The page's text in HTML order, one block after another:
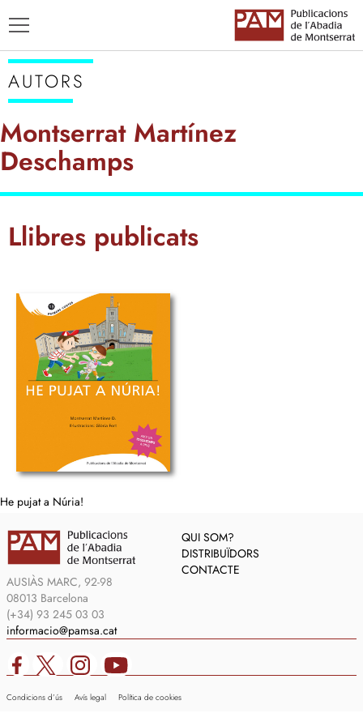
TÍTOLS
AUTORS
ENSENYAMENT CATALÀ
AUTORS
Montserrat Martínez
Deschamps
Llibres publicats
He pujat a Núria!
AUSIÀS MARC, 92-98
08013 Barcelona
(+34) 93 245 03 03
informacio@pamsa.cat
QUI SOM?
DISTRIBUÏDORS
CONTACTE
Condicions d’ús Avís legal Política de cookies